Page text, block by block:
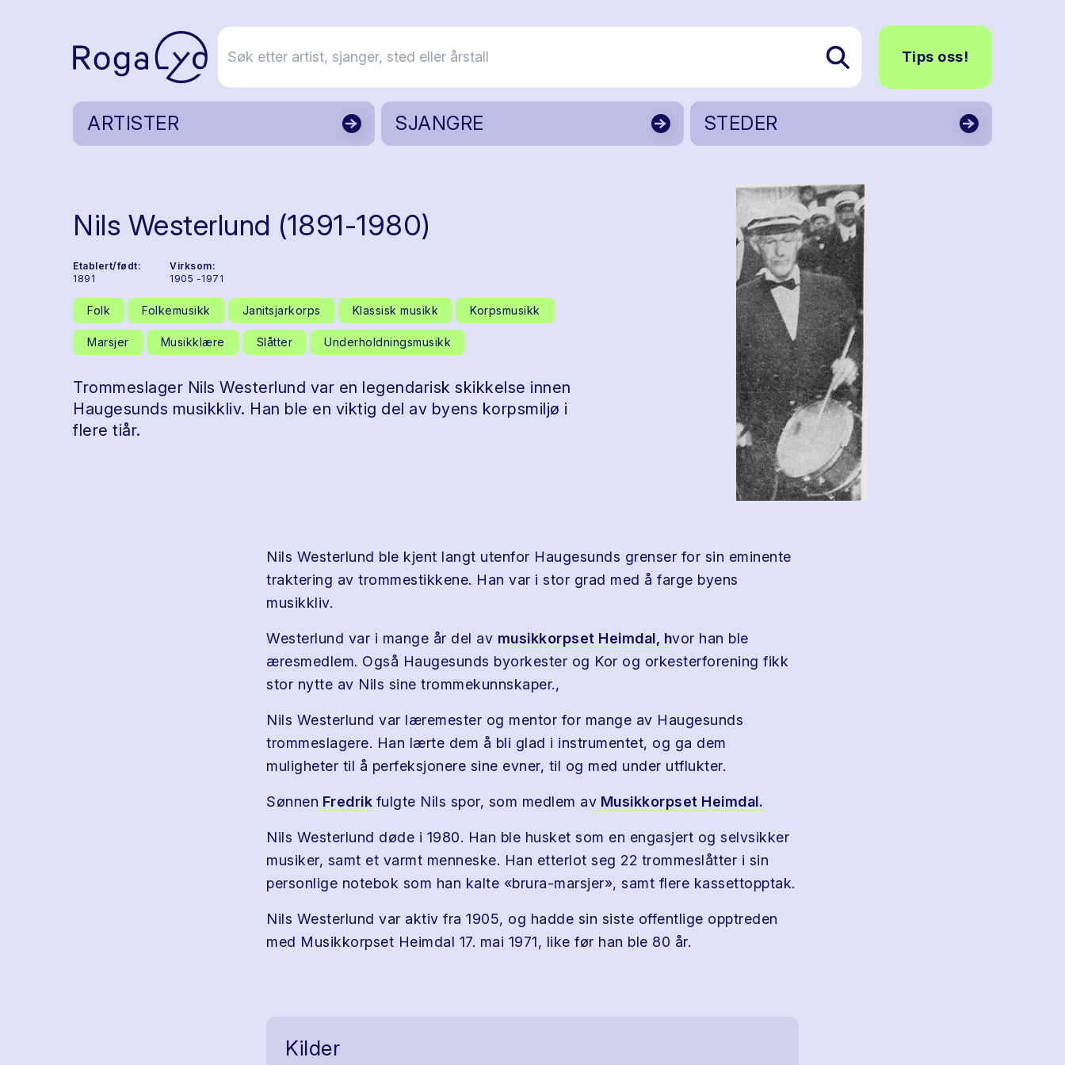
Tips oss!
ARTISTER SJANGRE STEDER
Nils Westerlund (1891-1980)
Etablert/født:
1891
Virksom:
1905 -1971
Folk Folkemusikk Janitsjarkorps Klassisk musikk Korpsmusikk
Marsjer Musikklære Slåtter Underholdningsmusikk
Trommeslager Nils Westerlund var en legendarisk skikkelse innen
Haugesunds musikkliv. Han ble en viktig del av byens korpsmiljø i
flere tiår.
Nils Westerlund ble kjent langt utenfor Haugesunds grenser for sin eminente
traktering av trommestikkene. Han var i stor grad med å farge byens
musikkliv.
Westerlund var i mange år del av musikkorpset Heimdal, hvor han ble
æresmedlem. Også Haugesunds byorkester og Kor og orkesterforening fikk
stor nytte av Nils sine trommekunnskaper.,
Nils Westerlund var læremester og mentor for mange av Haugesunds
trommeslagere. Han lærte dem å bli glad i instrumentet, og ga dem
muligheter til å perfeksjonere sine evner, til og med under utflukter.
Sønnen Fredrik fulgte Nils spor, som medlem av Musikkorpset Heimdal.
Nils Westerlund døde i 1980. Han ble husket som en engasjert og selvsikker
musiker, samt et varmt menneske. Han etterlot seg 22 trommeslåtter i sin
personlige notebok som han kalte «brura-marsjer», samt flere kassettopptak.
Nils Westerlund var aktiv fra 1905, og hadde sin siste offentlige opptreden
med Musikkorpset Heimdal 17. mai 1971, like før han ble 80 år.
Kilder